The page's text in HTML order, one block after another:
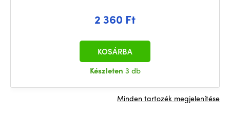
2 360 Ft
Készleten 3 db
KOSÁRBA
Minden tartozék megjelenítése